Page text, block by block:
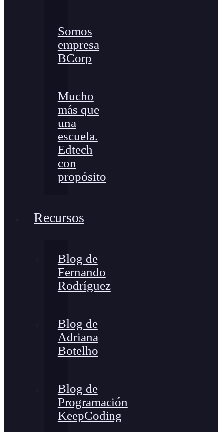
Somos
empresa
BCorp
Mucho
más que
una
escuela.
Edtech
con
propósito
Recursos
Blog de
Fernando
Rodríguez
Blog de
Adriana
Botelho
Blog de
Programación
KeepCoding